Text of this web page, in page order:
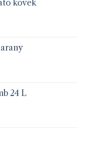
kövek
24 L